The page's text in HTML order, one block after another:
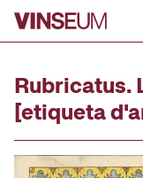
Ir al contenido
Rubricatus.
[etiqueta